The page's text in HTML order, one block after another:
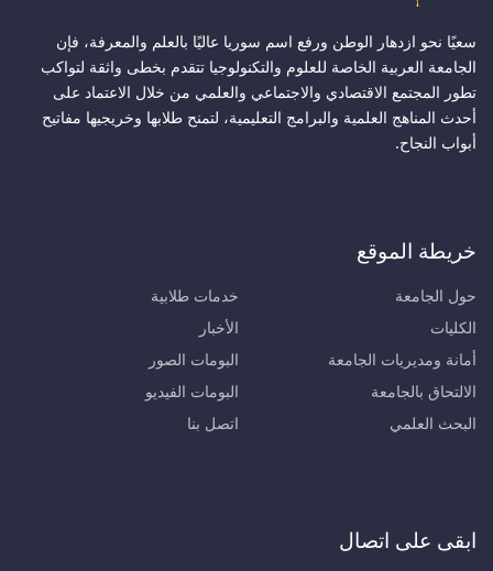
سعيًا نحو ازدهار الوطن ورفع اسم سوريا عاليًا بالعلم والمعرفة، فإن
الجامعة العربية الخاصة للعلوم والتكنولوجيا تتقدم بخطى واثقة لتواكب
تطور المجتمع الاقتصادي والاجتماعي والعلمي من خلال الاعتماد على
أحدث المناهج العلمية والبرامج التعليمية، لتمنح طلابها وخريجيها مفاتيح
أبواب النجاح.
خريطة الموقع
حول الجامعة
الكليات
أمانة ومديريات الجامعة
الالتحاق بالجامعة
البحث العلمي
خدمات طلابية
الأخبار
البومات الصور
البومات الفيديو
اتصل بنا
ابقى على اتصال